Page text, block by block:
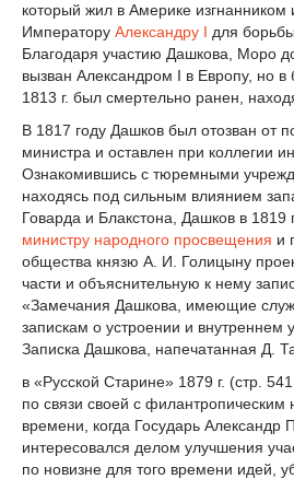
который жил в Америке изгнанником
Императору Александру I для
Благодаря участию Дашкова, Моро
вызван Александром I в Европу, но в
1813 г. был смертельно ранен,
В 1817 году Дашков был отозван от
министра и оставлен при коллегии
Ознакомившись с тюремными
находясь под сильным влиянием
Говарда и Блакстона, Дашков в 1819
министру народного просвещения и
общества князю А. И. Голицыну
части и объяснительную к нему
«Замечания Дашкова, имеющие
запискам о устроении и внутреннем
Записка Дашкова, напечатанная Д.
в «Русской Старине» 1879 г. (стр.
по связи своей с филантропическим
времени, когда Государь Александр
интересовался делом улучшения
по новизне для того времени идей,